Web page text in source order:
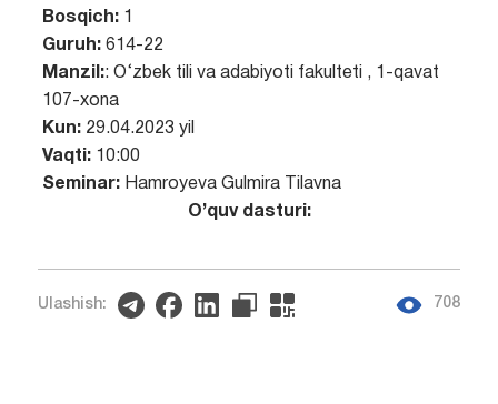
Bosqich:1
Guruh:614-22
Manzil:: O‘zbek tili va adabiyoti fakulteti , 1-qavat
107-xona
Kun: 29.04.2023 yil
Vaqti:10:00
Seminar:Hamroyeva Gulmira Tilavna
O’quv dasturi:
Ulashish: 708